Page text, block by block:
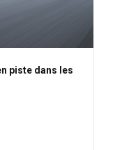
piste dans les